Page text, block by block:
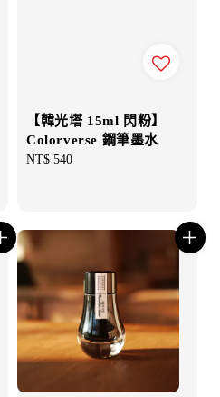
【韓光塔 15ml 閃粉】
Colorverse 鋼筆墨水
Regular
NT$ 540